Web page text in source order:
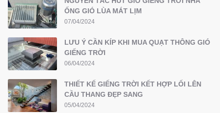
ỐNG GIÓ LÙA MÁT LỊM
07/04/2024
LƯU Ý CẦN KÍP KHI MUA QUẠT THÔNG GIÓ
GIẾNG TRỜI
06/04/2024
THIẾT KẾ GIẾNG TRỜI KẾT HỢP LỐI LÊN
CẦU THANG ĐẸP SANG
05/04/2024